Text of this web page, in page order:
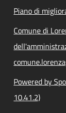
Piano di
Comune di
Powered by
10.41.2)